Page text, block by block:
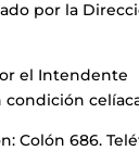
por la
el Intendente
Colón 686.